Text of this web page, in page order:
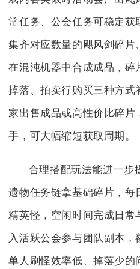
常任务、公会任务可稳定获
集齐对应数量的飓风剑碎片
在混沌机器中合成成品，碎
掉落、拍卖行购买三种方式
家出售成品或高性价比碎片
手，可大幅缩短获取周期。
合理搭配玩法能进一步
遗物任务链拿基础碎片，每
精英怪，空闲时间完成日常
入活跃公会参与团队副本
单人刷怪效率低、掉落少的